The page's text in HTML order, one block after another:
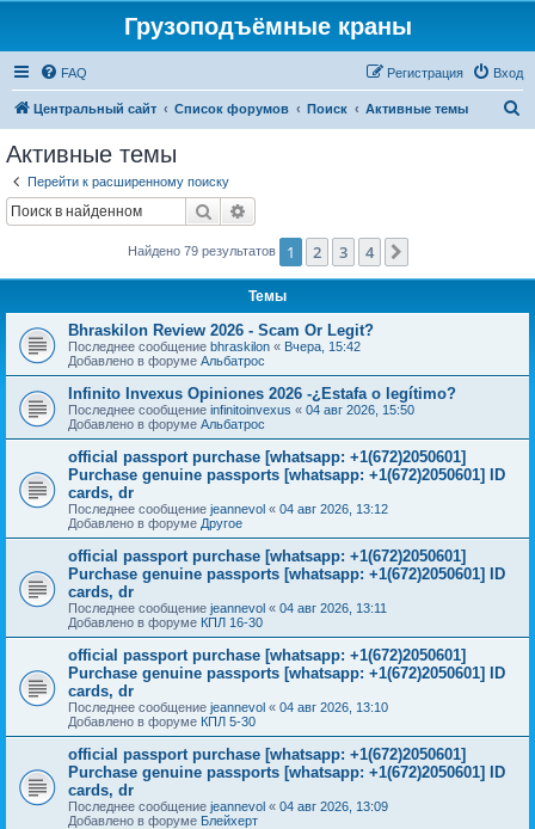
Грузоподъёмные краны
FAQ Вход
Регистрация
Центральный сайт Список форумов Поиск Активные темы
Активные темы
Перейти к расширенному поиску
Поиск
Найдено 79 результатов 1 2 3 4
Темы
Bhraskilon Review 2026 - Scam Or Legit?
Последнее сообщение bhraskilon « Вчера, 15:42
Добавлено в форуме Альбатрос
Infinito Invexus Opiniones 2026 -¿Estafa o legítimo?
Последнее сообщение infinitoinvexus « 04 авг 2026, 15:50
Добавлено в форуме Альбатрос
official passport purchase [whatsapp: +1(672)2050601]
Purchase genuine passports [whatsapp: +1(672)2050601] ID
cards, dr
Последнее сообщение jeannevol « 04 авг 2026, 13:12
Добавлено в форуме Другое
official passport purchase [whatsapp: +1(672)2050601]
Purchase genuine passports [whatsapp: +1(672)2050601] ID
cards, dr
Последнее сообщение jeannevol « 04 авг 2026, 13:11
Добавлено в форуме КПЛ 16-30
official passport purchase [whatsapp: +1(672)2050601]
Purchase genuine passports [whatsapp: +1(672)2050601] ID
cards, dr
Последнее сообщение jeannevol « 04 авг 2026, 13:10
Добавлено в форуме КПЛ 5-30
official passport purchase [whatsapp: +1(672)2050601]
Purchase genuine passports [whatsapp: +1(672)2050601] ID
cards, dr
Последнее сообщение jeannevol « 04 авг 2026, 13:09
Добавлено в форуме Блейхерт